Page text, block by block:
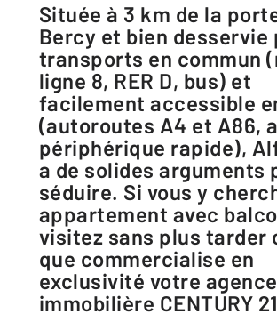
Située à 3 km de la porte de
Bercy et bien desservie
transports en commun
ligne 8, RER D, bus) et
facilement accessible
(autoroutes A4 et A86,
périphérique rapide),
a de solides arguments
séduire. Si vous y
appartement avec
visitez sans plus tarder
que commercialise en
exclusivité votre agence
immobilière CENTURY